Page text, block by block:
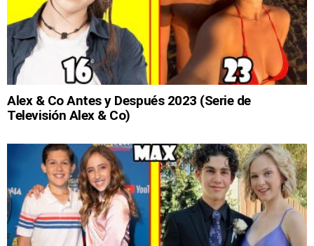
Alex & Co Antes y Después 2023 (Serie de
Televisión Alex & Co)